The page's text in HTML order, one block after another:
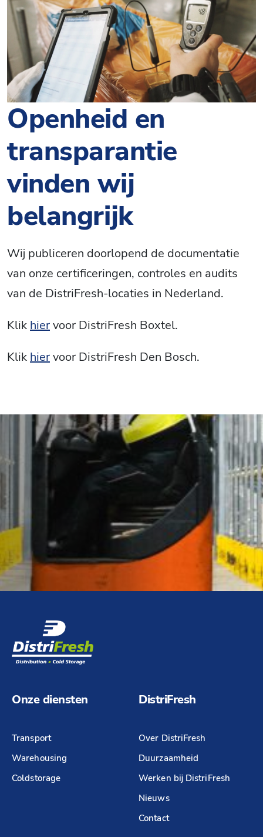
Openheid en
transparantie
vinden wij
belangrijk
Wij publiceren doorlopend de documentatie
van onze certificeringen, controles en audits
van de DistriFresh-locaties in Nederland.
Klik hiervoor DistriFresh Boxtel.
Klik hiervoor DistriFresh Den Bosch.
Onze diensten
Transport
Warehousing
Coldstorage
DistriFresh
Over DistriFresh
Duurzaamheid
Werken bij DistriFresh
Nieuws
Contact